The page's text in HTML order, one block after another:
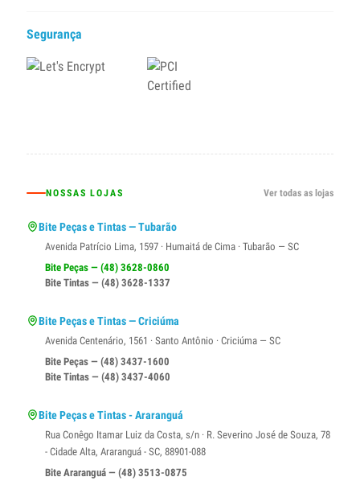
Segurança
NOSSAS LOJAS Ver todas as lojas
Bite Peças e Tintas — Tubarão
Avenida Patrício Lima, 1597 · Humaitá de Cima · Tubarão — SC
Bite Peças — (48) 3628-0860
Bite Tintas — (48) 3628-1337
Bite Peças e Tintas — Criciúma
Avenida Centenário, 1561 · Santo Antônio · Criciúma — SC
Bite Peças — (48) 3437-1600
Bite Tintas — (48) 3437-4060
Bite Peças e Tintas - Araranguá
Rua Conêgo Itamar Luiz da Costa, s/n · R. Severino José de Souza, 78
- Cidade Alta, Araranguá - SC, 88901-088
Bite Araranguá — (48) 3513-0875